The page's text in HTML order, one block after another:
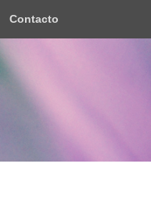
Contacto